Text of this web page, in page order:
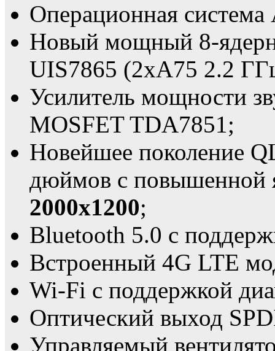
Операционная
Новый мощный 8-
UIS7865 (2xA75 2.2
Усилитель мощности
MOSFET TDA7851;
Новейшее поколение
дюймов с повышенной
2000x1200;
Bluetooth 5.0 с
Встроенный 4G LTE
Wi-Fi с поддержкой
Оптический выход
Управляемый